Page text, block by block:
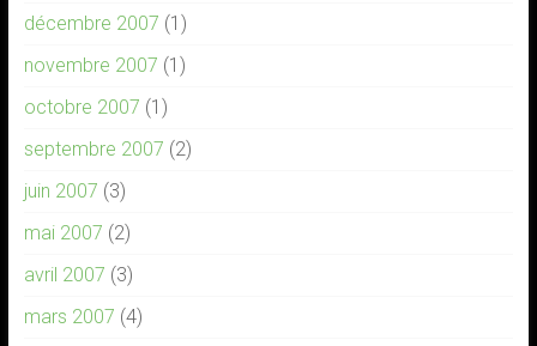
décembre 2007 (1)
novembre 2007 (1)
octobre 2007 (1)
septembre 2007 (2)
juin 2007 (3)
mai 2007 (2)
avril 2007 (3)
mars 2007 (4)